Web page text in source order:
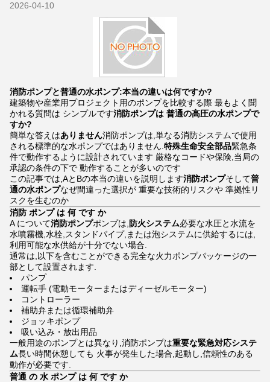
2026-04-10
消防ポンプと普通の水ポンプ:本当の違いは何ですか?
建築物や産業用プロジェクト用のポンプを比較する際 最もよく聞
かれる質問は シンプルです消防ポンプは 普通の高圧の水ポンプで
すか?
簡単な答えはありません消防ポンプは,単なる消防システムで使用
される標準的な水ポンプではありません. 特殊生命安全部品緊急条
件で動作するように設計されています 厳格なコードや保険,当局の
承認の条件の下で 動作することが多いのです
この記事では,AとBの本当の違いを説明します消防ポンプそして普
通の水ポンプなぜ間違った選択が 重要な技術的リスクや 準拠性リ
スクを生むのか
消防 ポンプ は 何 です か
A について消防ポンプポンプは, 防火システム必要な水圧と水流を
水噴霧機,水栓,スタンドパイプ,または泡システムに供給するには,
利用可能な水供給が十分でない場合.
通常は,以下を含むことができる完全な火力ポンプパッケージの一
部として設置されます.
パンプ
運転手 (電動モーターまたはディーゼルモーター)
コントローラー
補助弁または循環補助弁
ジョッキポンプ
吸い込み・放出用品
一般用途のポンプとは異なり,消防ポンプは重要な緊急対応システ
ム長い時間休憩しても 火事が発生した場合,起動し,信頼性のある
動作が必要です.
普通 の 水 ポンプ は 何 です か